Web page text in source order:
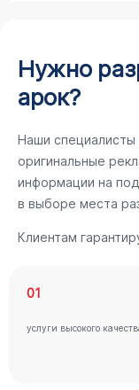
Нужно
арок?
Наши специалисты
оригинальные
информации на
в выборе места
Клиентам
01
услуги высокого